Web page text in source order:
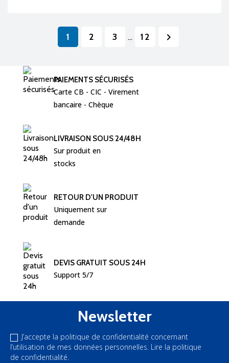
1 2 3 … 12 
PAIEMENTS SÉCURISÉS
Carte CB - CIC - Virement
bancaire - Chèque
LIVRAISON SOUS 24/48H
Sur produit en
stocks
RETOUR D'UN PRODUIT
Uniquement sur
demande
DEVIS GRATUIT SOUS 24H
Support 5/7
Newsletter
J’accepte la politique de confidentialité concernant
l’utilisation de mes données personnelles. Lire la politique
de confidentialité.